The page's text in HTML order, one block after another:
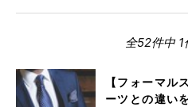
全52件中 1
【フォーマル
ーツとの違い